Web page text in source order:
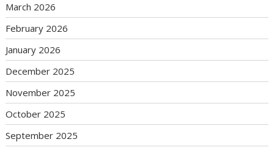
March 2026
February 2026
January 2026
December 2025
November 2025
October 2025
September 2025